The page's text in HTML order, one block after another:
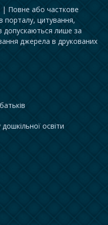
| Повне або часткове
порталу, цитування,
допускаються лише за
джерела в друкованих
освіти